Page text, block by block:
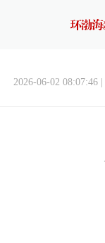
2026-06-02 08:07:46 |